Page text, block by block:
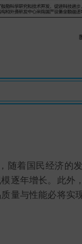
随着国民经济的
逐年增长。此外
量与性能必将实